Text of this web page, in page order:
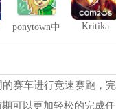
ponytown中
Kritika
赛车进行竞速赛跑，
可以更加轻松的完成任
物语复刻版修改器